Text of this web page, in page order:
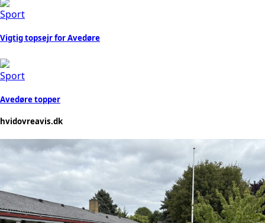
Sport
Vigtig topsejr for Avedøre
Sport
Avedøre topper
hvidovreavis.dk